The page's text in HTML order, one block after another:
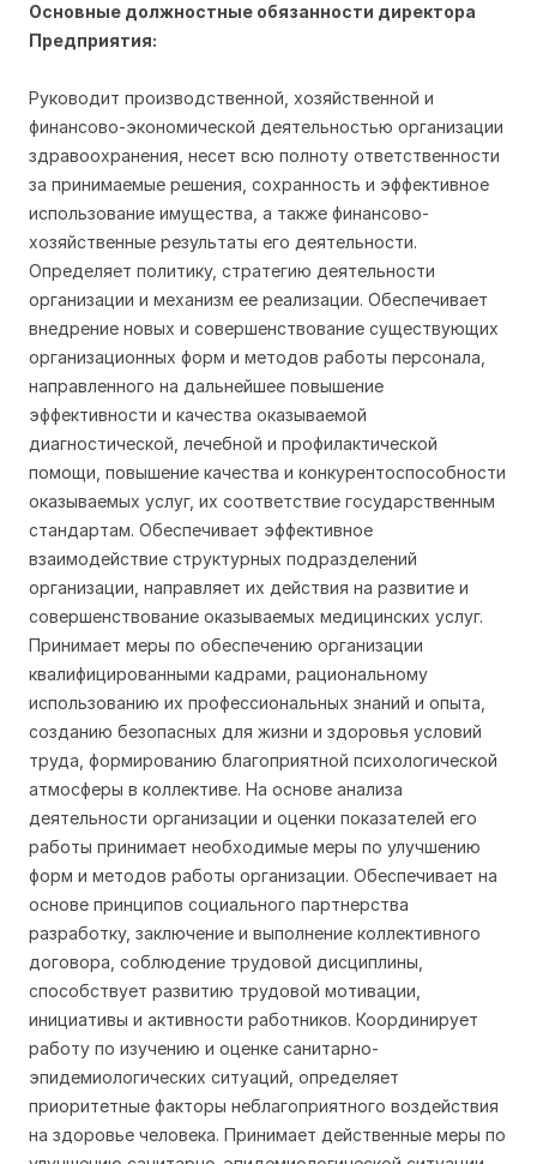
Основные должностные обязанности директора
Предприятия:
Руководит производственной, хозяйственной и
финансово-экономической деятельностью организации
здравоохранения, несет всю полноту ответственности
за принимаемые решения, сохранность и эффективное
использование имущества, а также финансово-
хозяйственные результаты его деятельности.
Определяет политику, стратегию деятельности
организации и механизм ее реализации. Обеспечивает
внедрение новых и совершенствование существующих
организационных форм и методов работы персонала,
направленного на дальнейшее повышение
эффективности и качества оказываемой
диагностической, лечебной и профилактической
помощи, повышение качества и конкурентоспособности
оказываемых услуг, их соответствие государственным
стандартам. Обеспечивает эффективное
взаимодействие структурных подразделений
организации, направляет их действия на развитие и
совершенствование оказываемых медицинских услуг.
Принимает меры по обеспечению организации
квалифицированными кадрами, рациональному
использованию их профессиональных знаний и опыта,
созданию безопасных для жизни и здоровья условий
труда, формированию благоприятной психологической
атмосферы в коллективе. На основе анализа
деятельности организации и оценки показателей его
работы принимает необходимые меры по улучшению
форм и методов работы организации. Обеспечивает на
основе принципов социального партнерства
разработку, заключение и выполнение коллективного
договора, соблюдение трудовой дисциплины,
способствует развитию трудовой мотивации,
инициативы и активности работников. Координирует
работу по изучению и оценке санитарно-
эпидемиологических ситуаций, определяет
приоритетные факторы неблагоприятного воздействия
на здоровье человека. Принимает действенные меры по